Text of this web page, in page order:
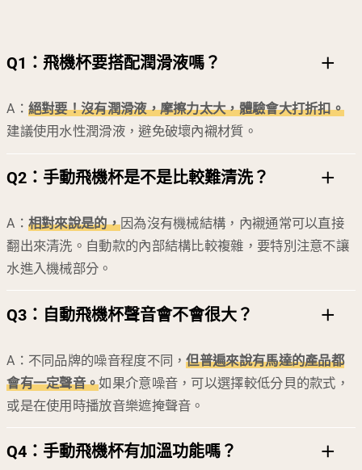
Q1： 飛機杯要搭配潤滑液嗎？
A： 絕對要！沒有潤滑液，摩擦力太大，體驗會大打折扣。
建議使用水性潤滑液，避免破壞內襯材質。
Q2： 手動飛機杯是不是比較難清洗？
A： 相對來說是的，因為沒有機械結構，內襯通常可以直接
翻出來清洗。自動款的內部結構比較複雜，要特別注意不讓
水進入機械部分。
Q3： 自動飛機杯聲音會不會很大？
A：不同品牌的噪音程度不同，但普遍來說有馬達的產品都
會有一定聲音。如果介意噪音，可以選擇較低分貝的款式，
或是在使用時播放音樂遮掩聲音。
Q4： 手動飛機杯有加溫功能嗎？